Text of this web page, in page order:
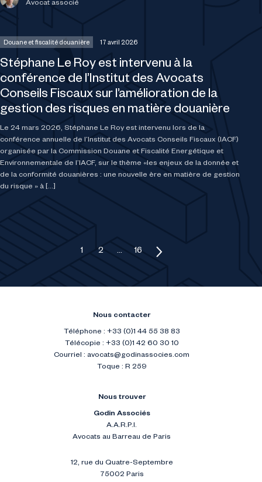
Avocat associé
Stéphane Le Roy est intervenu à la
conférence de l’Institut des Avocats
Conseils Fiscaux sur l’amélioration de la
gestion des risques en matière douanière
Le 24 mars 2026, Stéphane Le Roy est intervenu lors de la
conférence annuelle de l’Institut des Avocats Conseils Fiscaux (IACF)
organisée par la Commission Douane et Fiscalité Energétique et
Environnementale de l’IACF, sur le thème «les enjeux de la donnée et
de la conformité douanières : une nouvelle ère en matière de gestion
du risque » à […]
Douane et fiscalité douanière 17 avril 2026
Pagination des publications
1 2 … 16
Nous contacter
Téléphone : +33 (0)1 44 55 38 83
Télécopie : +33 (0)1 42 60 30 10
Courriel : avocats@godinassocies.com
Toque : R 259
Nous trouver
Godin Associés
A.A.R.P.I.
Avocats au Barreau de Paris
12, rue du Quatre-Septembre
75002 Paris